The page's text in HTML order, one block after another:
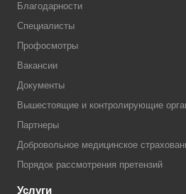
Благодарности
Специалисты
Профосмотры
Вакансии
Документы
Вышестоящие и контролирующие
Партнеры
Добровольное медицинское
Порядок рассмотрения претензий
Услуги